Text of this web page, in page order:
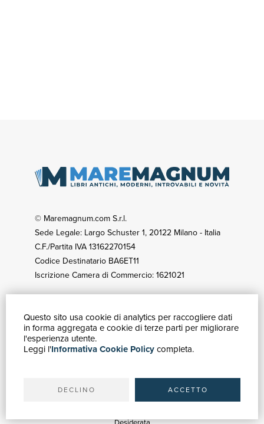
Questo sito usa cookie di analytics per raccogliere dati
in forma aggregata e cookie di terze parti per migliorare
l'esperienza utente.
Leggi l'Informativa Cookie Policycompleta.
DECLINO ACCETTO
© Maremagnum.com S.r.l.
Sede Legale: Largo Schuster 1, 20122 Milano - Italia
C.F./Partita IVA 13162270154
Codice Destinatario BA6ET11
Iscrizione Camera di Commercio: 1621021
GUIDA ACQUISTI
Ricerca avanzata
Spedizioni